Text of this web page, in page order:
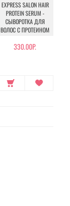
EXPRESS SALON HAIR
PROTEIN SERUM -
СЫВОРОТКА ДЛЯ
ВОЛОС С ПРОТЕИНОМ
330.00Р.